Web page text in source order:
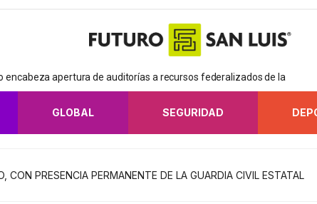
encabeza apertura de auditorías a recursos federalizados de la
GLOBAL SEGURIDAD
CON PRESENCIA PERMANENTE DE LA GUARDIA CIVIL ESTATAL